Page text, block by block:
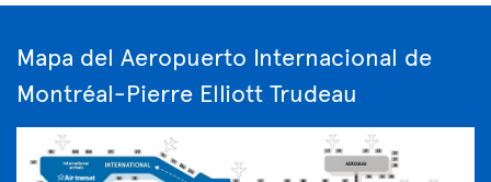
Mapa del Aeropuerto Internacional de
Montréal-Pierre Elliott Trudeau